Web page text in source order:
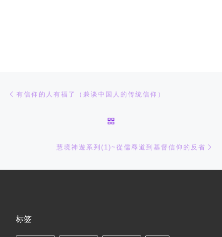
文章导航
有信仰的人有福了（兼谈中国人的传统信仰）
慧境神遊系列(1)~從儒釋道到基督信仰的反省
标签